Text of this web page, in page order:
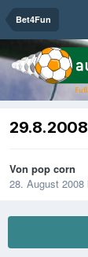
Bet4Fun
29.8.2008
Von pop corn
28. August 2008